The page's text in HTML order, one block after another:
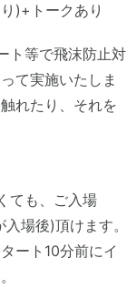
)+トークあり
ト等で飛沫防止対
て実施いたしま
れたり、それを
ても、ご入場
場後)頂けます。
ート10分前にイ